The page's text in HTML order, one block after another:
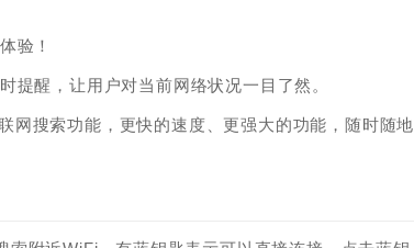
验！
提醒，让用户对当前网络状况一目了然。
网搜索功能，更快的速度、更强大的功能，随时随地